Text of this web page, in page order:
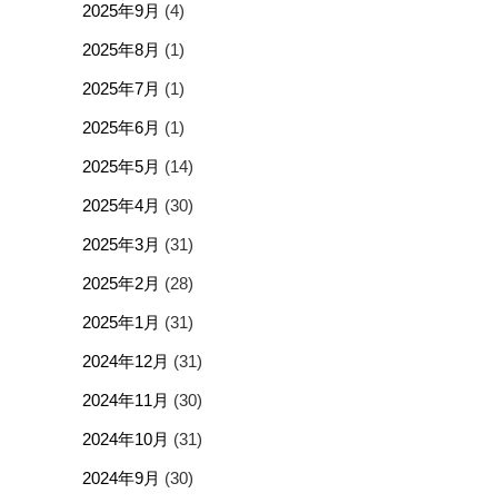
2025年9月 (4)
2025年8月 (1)
2025年7月 (1)
2025年6月 (1)
2025年5月 (14)
2025年4月 (30)
2025年3月 (31)
2025年2月 (28)
2025年1月 (31)
2024年12月 (31)
2024年11月 (30)
2024年10月 (31)
2024年9月 (30)